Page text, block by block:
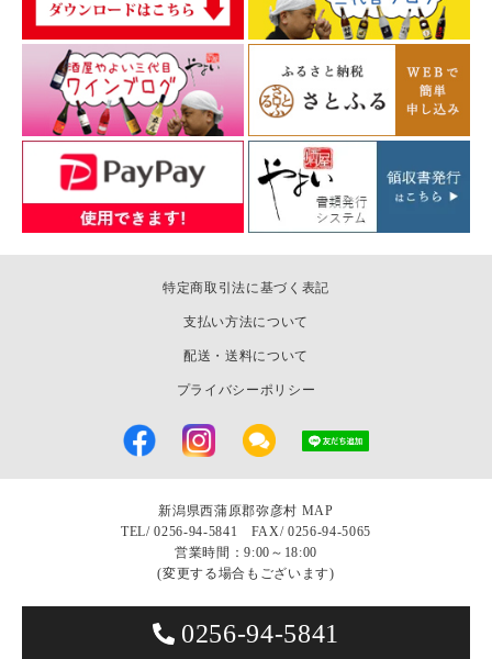
特定商取引法に基づく表記
支払い方法について
配送・送料について
プライバシーポリシー
新潟県西蒲原郡弥彦村 MAP
TEL/0256-94-5841 FAX/ 0256-94-5065
営業時間：9:00～18:00
(変更する場合もございます)
0256-94-5841